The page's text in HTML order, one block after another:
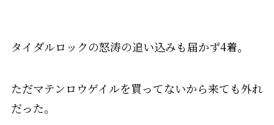
タイダルロックの怒涛の追い込みも届かず4着。
ただマテンロウゲイルを買ってないから来ても外れ
だった。